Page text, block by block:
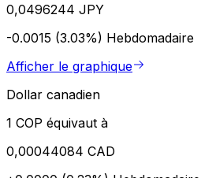
0,0496244 JPY
-0.0015 (3.03%) Hebdomadaire
Afficher le graphique
Dollar canadien
1 COP équivaut à
0,00044084 CAD